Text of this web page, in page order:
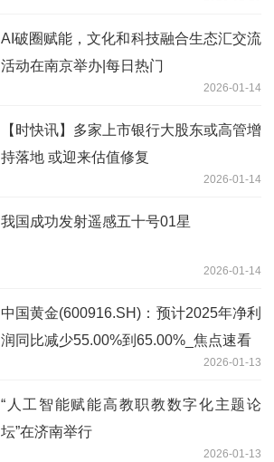
AI破圈赋能，文化和科技融合生态汇交流
活动在南京举办|每日热门
2026-01-14
【时快讯】多家上市银行大股东或高管增
持落地 或迎来估值修复
2026-01-14
我国成功发射遥感五十号01星
2026-01-14
中国黄金(600916.SH)：预计2025年净利
润同比减少55.00%到65.00%_焦点速看
2026-01-13
“人工智能赋能高教职教数字化主题论
坛”在济南举行
2026-01-13